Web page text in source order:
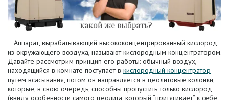
Аппарат, вырабатывающий высококонцентрированный кислород
из окружающего воздуха, называют кислородным концентратором.
Давайте рассмотрим принцип его работы: обычный воздух,
находящийся в комнате поступает в кислородный концентратор
путем всасывания, потом он направляется в цеолитовые колонки,
которые, в свою очередь, способны пропустить только кислород
(ввиду особенности самого цеолита, который “притягивает” к себе